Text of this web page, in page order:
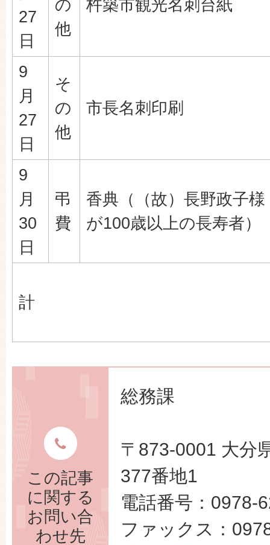
27
日
の
他
杵築市観光名刺台紙
9
月
27
日
そ
の
他
市長名刺印刷
9
月
30
日
弔
費
香典（（故）長野政子様
が100歳以上の長寿者）
計
この記事
に関する
お問い合
わせ先
総務課
〒873-0001 大分
377番地1
電話番号：0978-
ファックス：